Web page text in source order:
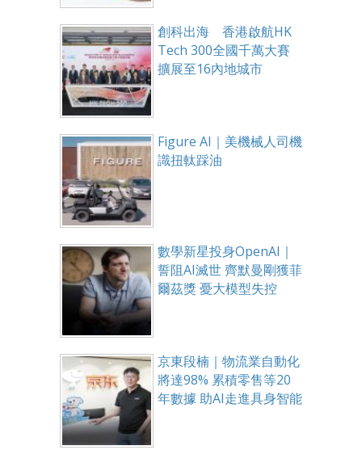
創科出海 香港啟航HK
Tech 300全國千萬大賽
擴展至16內地城市
Figure AI｜美機械人司機
識扭軚踩油
數學新星投身OpenAI｜
誓阻AI滅世 齊默曼剛獲菲
爾茲獎 憂大模型失控
京東段楠｜物流業自動化
將達98% 累積零售等20
年數據 助AI走進具身智能